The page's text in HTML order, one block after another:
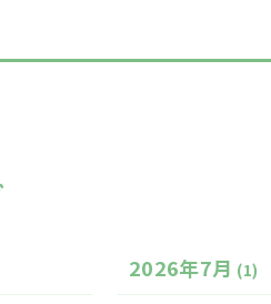
2026年7月 (1)